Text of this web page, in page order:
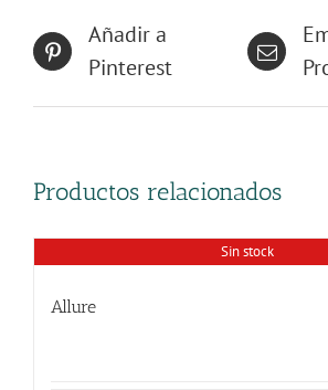
Añadir a
Pinterest
Productos relacionados
Sin stock
Allure